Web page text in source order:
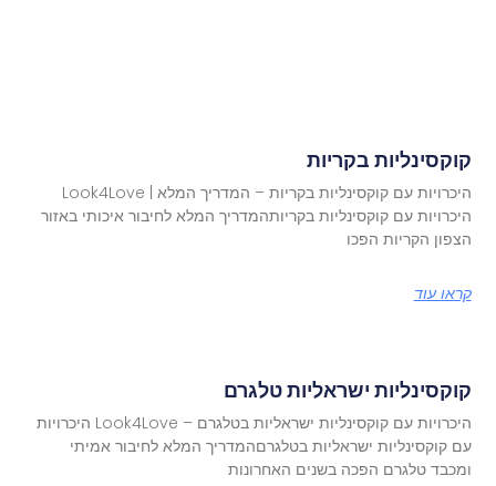
קוקסינליות בקריות
היכרויות עם קוקסינליות בקריות – המדריך המלא | Look4Love
היכרויות עם קוקסינליות בקריותהמדריך המלא לחיבור איכותי באזור
הצפון הקריות הפכו
קראו עוד
קוקסינליות ישראליות טלגרם
היכרויות עם קוקסינליות ישראליות בטלגרם – Look4Love היכרויות
עם קוקסינליות ישראליות בטלגרםהמדריך המלא לחיבור אמיתי
ומכבד טלגרם הפכה בשנים האחרונות